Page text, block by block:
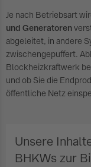
Je nach Betriebsart
und Generatoren
abgeleitet, in andere
zwischengepuffert.
Blockheizkraftwerk
und ob Sie die
öffentliche Netz
Unsere
BHKWs zur